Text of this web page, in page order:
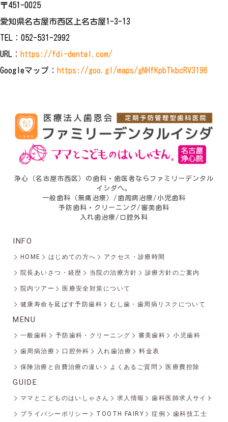
〒451-0025
愛知県名古屋市西区上名古屋1-3-13
TEL：052-531-2992
URL： https://fdi-dental.com/
Googleマップ： https://goo.gl/maps/gNHfKpbTkbcRV3196
浄心（名古屋市西区）の歯科・歯医者ならファミリーデンタル
イシダへ。
一般歯科（無痛治療）/歯周病治療/小児歯科
予防歯科・クリーニング/審美歯科
入れ歯治療/口腔外科
INFO
HOME はじめての方へ アクセス・診療時間
院長あいさつ・経歴 当院の治療方針 診療方針のご案内
院内ツアー 医療安全対策について
健康寿命を延ばす予防歯科 むし歯・歯周病リスクについて
MENU
一般歯科 予防歯科・クリーニング 審美歯科 小児歯科
歯周病治療 口腔外科 入れ歯治療 料金表
保険治療と自費治療の違い よくあるご質問 医療費控除
GUIDE
ママとこどものはいしゃさん 求人情報 歯科医師求人サイト
プライバシーポリシー TOOTH FAIRY 症例 歯科技工士